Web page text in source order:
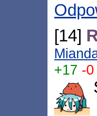
[14]
+17 -0